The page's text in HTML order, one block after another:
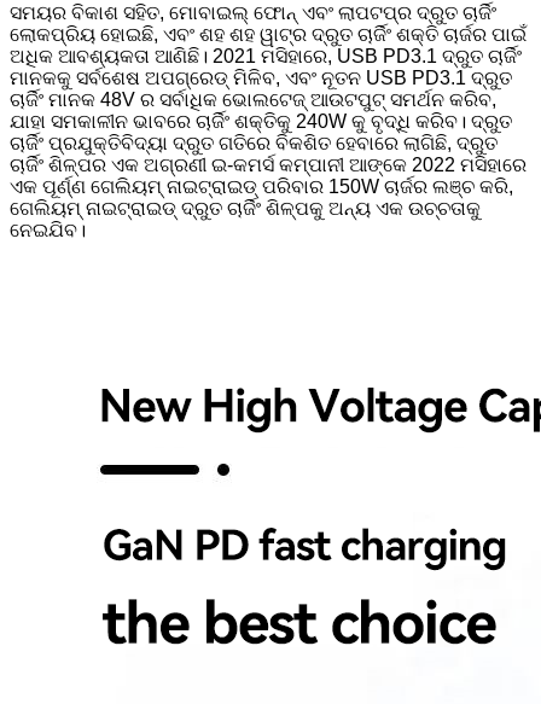
ସମୟର ବିକାଶ ସହିତ, ମୋବାଇଲ୍ ଫୋନ୍ ଏବଂ ଲାପଟପ୍‌ର ଦ୍ରୁତ ଚାର୍ଜିଂ
ଲୋକପ୍ରିୟ ହୋଇଛି, ଏବଂ ଶହ ଶହ ୱାଟ୍‌ର ଦ୍ରୁତ ଚାର୍ଜିଂ ଶକ୍ତି ଚାର୍ଜର ପାଇଁ
ଅଧିକ ଆବଶ୍ୟକତା ଆଣିଛି। 2021 ମସିହାରେ, USB PD3.1 ଦ୍ରୁତ ଚାର୍ଜିଂ
ମାନକକୁ ସର୍ବଶେଷ ଅପଗ୍ରେଡ୍ ମିଳିବ, ଏବଂ ନୂତନ USB PD3.1 ଦ୍ରୁତ
ଚାର୍ଜିଂ ମାନକ 48V ର ସର୍ବାଧିକ ଭୋଲଟେଜ୍ ଆଉଟପୁଟ୍ ସମର୍ଥନ କରିବ,
ଯାହା ସମକାଳୀନ ଭାବରେ ଚାର୍ଜିଂ ଶକ୍ତିକୁ 240W କୁ ବୃଦ୍ଧି କରିବ। ଦ୍ରୁତ
ଚାର୍ଜିଂ ପ୍ରଯୁକ୍ତିବିଦ୍ୟା ଦ୍ରୁତ ଗତିରେ ବିକଶିତ ହେବାରେ ଲାଗିଛି, ଦ୍ରୁତ
ଚାର୍ଜିଂ ଶିଳ୍ପର ଏକ ଅଗ୍ରଣୀ ଇ-କମର୍ସ କମ୍ପାନୀ ଆଙ୍କେ 2022 ମସିହାରେ
ଏକ ପୂର୍ଣ୍ଣ ଗେଲିୟମ୍ ନାଇଟ୍ରାଇଡ୍ ପରିବାର 150W ଚାର୍ଜର ଲଞ୍ଚ କରି,
ଗେଲିୟମ୍ ନାଇଟ୍ରାଇଡ୍ ଦ୍ରୁତ ଚାର୍ଜିଂ ଶିଳ୍ପକୁ ଅନ୍ୟ ଏକ ଉଚ୍ଚତାକୁ
ନେଇଯିବ।